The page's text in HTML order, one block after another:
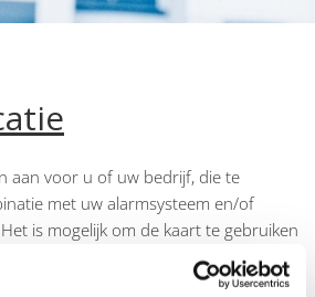
aan voor u of uw bedrijf, die te
met uw alarmsysteem en/of
is mogelijk om de kaart te gebruiken
zoals doormelding naar een Cloud of
kaart gebruikt kunnen worden voor